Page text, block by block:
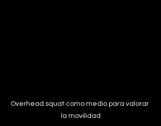
Overhead squat como medio para valorar
la movilidad